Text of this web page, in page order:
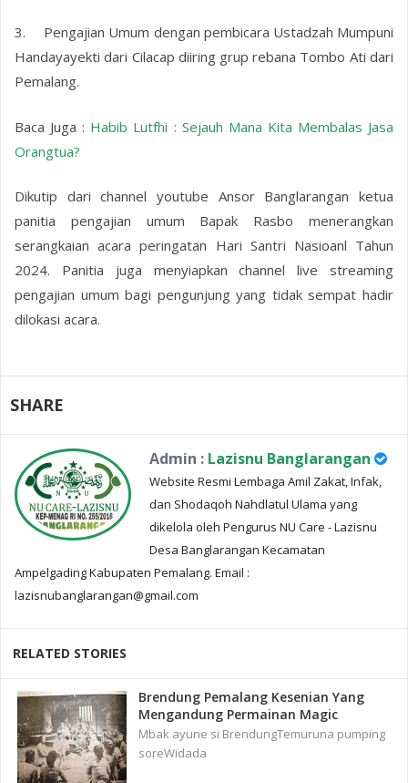
3.
Pengajian Umum dengan pembicara Ustadzah Mumpuni
Handayayekti dari Cilacap diiring grup rebana Tombo Ati dari
Pemalang.
Baca Juga : Habib Lutfhi : Sejauh Mana Kita Membalas Jasa
Orangtua?
Dikutip dari channel youtube Ansor Banglarangan ketua
panitia pengajian umum Bapak Rasbo menerangkan
serangkaian acara peringatan Hari Santri Nasioanl Tahun
2024. Panitia juga menyiapkan channel live streaming
pengajian umum bagi pengunjung yang tidak sempat hadir
dilokasi acara.
SHARE
Admin : Lazisnu Banglarangan
Website Resmi Lembaga Amil Zakat, Infak,
dan Shodaqoh Nahdlatul Ulama yang
dikelola oleh Pengurus NU Care - Lazisnu
Desa Banglarangan Kecamatan
Ampelgading Kabupaten Pemalang. Email :
lazisnubanglarangan@gmail.com
RELATED STORIES
Brendung Pemalang Kesenian Yang
Mengandung Permainan Magic
Mbak ayune si BrendungTemuruna pumping
soreWidada